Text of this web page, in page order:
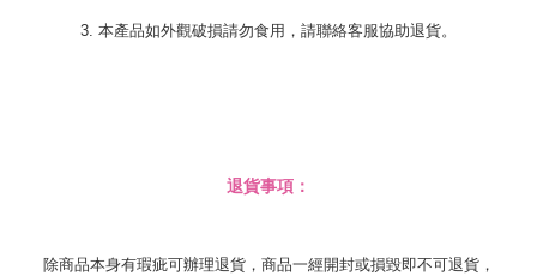
3. 本產品如外觀破損請勿食用，請聯絡客服協助退貨。
退貨事項：
除商品本身有瑕疵可辦理退貨，商品一經開封或損毀即不可退貨，